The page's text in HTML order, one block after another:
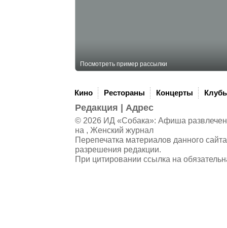
Посмотреть пример рассылки
Кино Рестораны Концерты
Редакция Адрес
© 2026 ИД «Собака»: Афиша
на , Женский журнал
Перепечатка материалов данного
разрешения редакции.
При цитировании ссылка на